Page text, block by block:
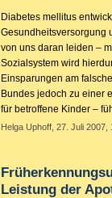
Diabetes mellitus
Gesundheitsversorgung
von uns daran leiden –
Sozialsystem wird
Einsparungen am
Bundes jedoch zu einer
für betroffene Kinder –
Helga Uphoff, 27. Juli 2007,
Leistung der